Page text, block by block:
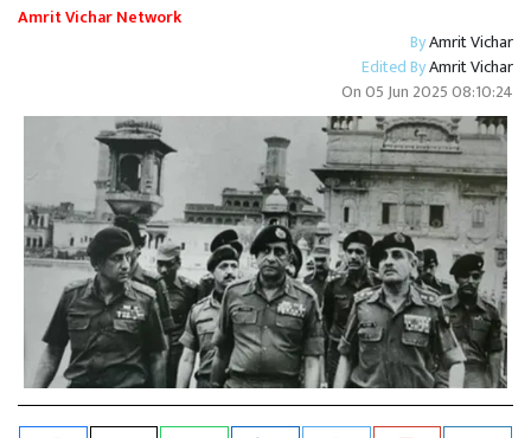
Amrit Vichar Network
ByAmrit Vichar
Edited ByAmrit Vichar
On05 Jun 2025 08:10:24